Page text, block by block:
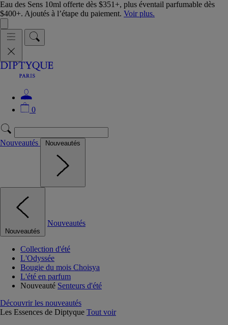
Eau des Sens 10ml offerte dès $351+, plus éventail parfumable dès
$400+. Ajoutés à l’étape du paiement. Voir plus.
0
Nouveautés Nouveautés
Nouveautés
Nouveautés
Collection d'été
L'Odyssée
Bougie du mois Choisya
L'été en parfum
Nouveauté Senteurs d'été
Découvrir les nouveautés
Les Essences de Diptyque Tout voir